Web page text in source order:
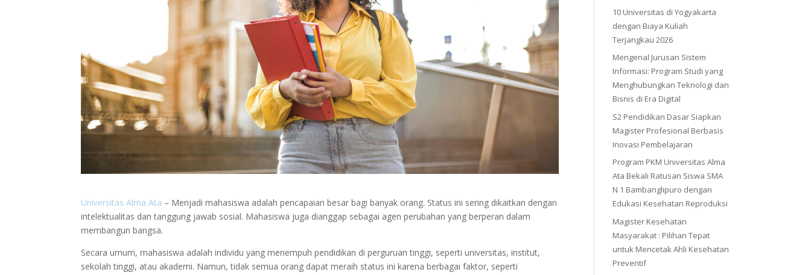
Universitas Alma Ata – Menjadi mahasiswa adalah pencapaian besar bagi banyak orang. Status ini sering dikaitkan dengan
intelektualitas dan tanggung jawab sosial. Mahasiswa juga dianggap sebagai agen perubahan yang berperan dalam
membangun bangsa.
Secara umum, mahasiswa adalah individu yang menempuh pendidikan di perguruan tinggi, seperti universitas, institut,
sekolah tinggi, atau akademi. Namun, tidak semua orang dapat meraih status ini karena berbagai faktor, seperti
10 Universitas di Yogyakarta
dengan Biaya Kuliah
Terjangkau 2026
Mengenal Jurusan Sistem
Informasi: Program Studi yang
Menghubungkan Teknologi dan
Bisnis di Era Digital
S2 Pendidikan Dasar Siapkan
Magister Profesional Berbasis
Inovasi Pembelajaran
Program PKM Universitas Alma
Ata Bekali Ratusan Siswa SMA
N 1 Bambanglipuro dengan
Edukasi Kesehatan Reproduksi
Magister Kesehatan
Masyarakat : Pilihan Tepat
untuk Mencetak Ahli Kesehatan
Preventif